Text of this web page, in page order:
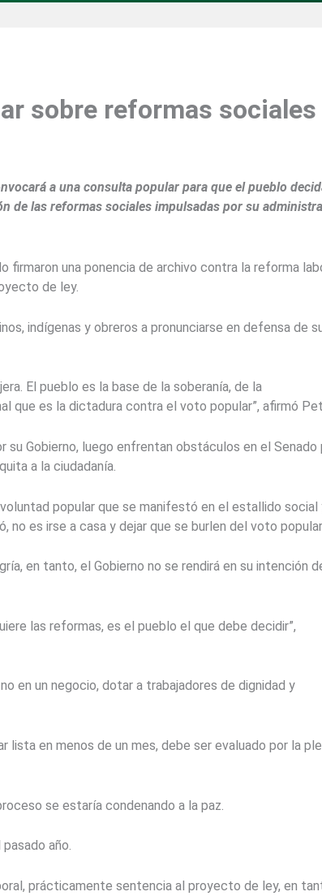
sobre reformas sociales
a una consulta popular para que el pueblo
de las reformas sociales impulsadas por su
firmaron una ponencia de archivo contra la reforma
de ley.
indígenas y obreros a pronunciarse en defensa de
El pueblo es la base de la soberanía, de la
que es la dictadura contra el voto popular”, afirmó
su Gobierno, luego enfrentan obstáculos en el Senado
a la ciudadanía.
popular que se manifestó en el estallido social
es irse a casa y dejar que se burlen del voto popular.
en tanto, el Gobierno no se rendirá en su intención
las reformas, es el pueblo el que debe decidir”,
en un negocio, dotar a trabajadores de dignidad y
en menos de un mes, debe ser evaluado por la
se estaría condenando a la paz.
año.
prácticamente sentencia al proyecto de ley, en